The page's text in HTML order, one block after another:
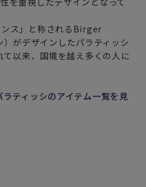
ンス」と称されるBirger
がデザインしたパラティッシ
以来、国境を越え多くの人に
ティッシのアイテム一覧を見